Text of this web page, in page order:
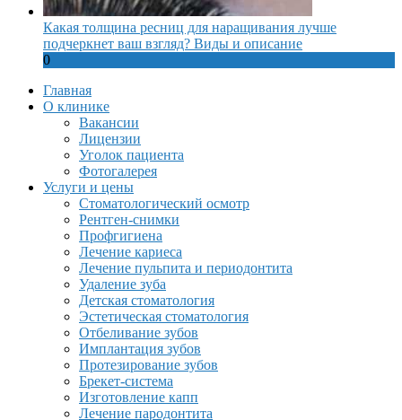
Какая толщина ресниц для наращивания лучше
подчеркнет ваш взгляд? Виды и описание
0
Главная
О клинике
Вакансии
Лицензии
Уголок пациента
Фотогалерея
Услуги и цены
Стоматологический осмотр
Рентген-снимки
Профгигиена
Лечение кариеса
Лечение пульпита и периодонтита
Удаление зуба
Детская стоматология
Эстетическая стоматология
Отбеливание зубов
Имплантация зубов
Протезирование зубов
Брекет-система
Изготовление капп
Лечение пародонтита